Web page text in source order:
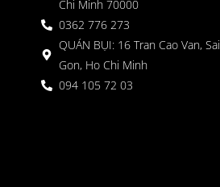
Chi Minh 70000
0362 776 273
QUÁN BỤI: 16 Tran Cao Van, Sai
Gon, Ho Chi Minh
094 105 72 03